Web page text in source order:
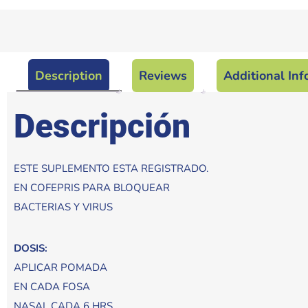
Description Reviews Additional
Descripción
ESTE SUPLEMENTO ESTA REGISTRADO.
EN COFEPRIS PARA BLOQUEAR
BACTERIAS Y VIRUS
DOSIS:
APLICAR POMADA
EN CADA FOSA